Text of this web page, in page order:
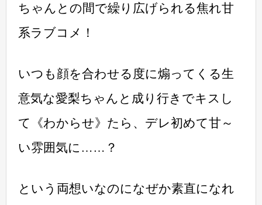
ちゃんとの間で繰り広げられる焦れ甘
系ラブコメ！
いつも顔を合わせる度に煽ってくる生
意気な愛梨ちゃんと成り行きでキスし
て《わからせ》たら、デレ初めて甘～
い雰囲気に……？
という両想いなのになぜか素直になれ